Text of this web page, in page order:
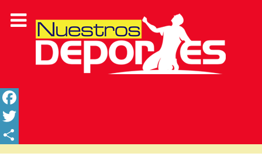
Facebook
Twitter
Share